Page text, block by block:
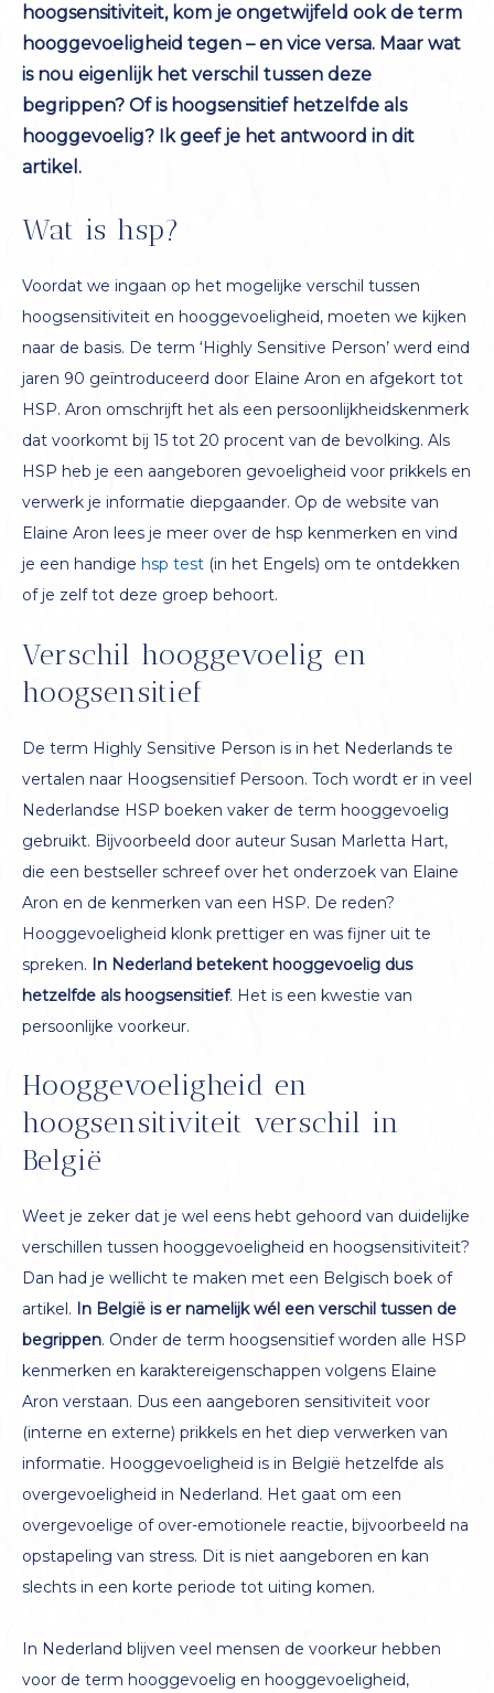
hoogsensitiviteit, kom je ongetwijfeld ook de term
hooggevoeligheid tegen – en vice versa. Maar wat
is nou eigenlijk het verschil tussen deze
begrippen? Of is hoogsensitief hetzelfde als
hooggevoelig? Ik geef je het antwoord in dit
artikel.
Wat is hsp?
Voordat we ingaan op het mogelijke verschil tussen
hoogsensitiviteit en hooggevoeligheid, moeten we kijken
naar de basis. De term ‘Highly Sensitive Person’ werd eind
jaren 90 geïntroduceerd door Elaine Aron en afgekort tot
HSP. Aron omschrijft het als een persoonlijkheidskenmerk
dat voorkomt bij 15 tot 20 procent van de bevolking. Als
HSP heb je een aangeboren gevoeligheid voor prikkels en
verwerk je informatie diepgaander. Op de website van
Elaine Aron lees je meer over de hsp kenmerken en vind
je een handige hsp test (in het Engels) om te ontdekken
of je zelf tot deze groep behoort.
Verschil hooggevoelig en
hoogsensitief
De term Highly Sensitive Person is in het Nederlands te
vertalen naar Hoogsensitief Persoon. Toch wordt er in veel
Nederlandse HSP boeken vaker de term hooggevoelig
gebruikt. Bijvoorbeeld door auteur Susan Marletta Hart,
die een bestseller schreef over het onderzoek van Elaine
Aron en de kenmerken van een HSP. De reden?
Hooggevoeligheid klonk prettiger en was fijner uit te
spreken. In Nederland betekent hooggevoelig dus
hetzelfde als hoogsensitief. Het is een kwestie van
persoonlijke voorkeur.
Hooggevoeligheid en
hoogsensitiviteit verschil in
België
Weet je zeker dat je wel eens hebt gehoord van duidelijke
verschillen tussen hooggevoeligheid en hoogsensitiviteit?
Dan had je wellicht te maken met een Belgisch boek of
artikel. In België is er namelijk wél een verschil tussen de
begrippen. Onder de term hoogsensitief worden alle HSP
kenmerken en karaktereigenschappen volgens Elaine
Aron verstaan. Dus een aangeboren sensitiviteit voor
(interne en externe) prikkels en het diep verwerken van
informatie. Hooggevoeligheid is in België hetzelfde als
overgevoeligheid in Nederland. Het gaat om een
overgevoelige of over-emotionele reactie, bijvoorbeeld na
opstapeling van stress. Dit is niet aangeboren en kan
slechts in een korte periode tot uiting komen.
In Nederland blijven veel mensen de voorkeur hebben
voor de term hooggevoelig en hooggevoeligheid,